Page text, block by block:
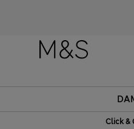
Click &